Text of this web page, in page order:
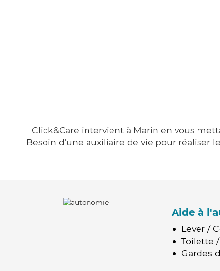
Click&Care intervient à Marin en vous
Besoin d'une auxiliaire de vie pour réaliser
Aide à
Lever /
Toilette
Gardes